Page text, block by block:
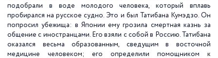
подобрали в воде молодого человека, который вплавь
пробирался на русское судно. Это и был Татибана Кумэдзо. Он
попросил убежища: в Японии ему грозила смертная казнь за
общение с иностранцами. Его взяли с собой в Россию. Татибана
оказался весьма образованным, сведущим в восточной
медицине человеком; его определили помощником к